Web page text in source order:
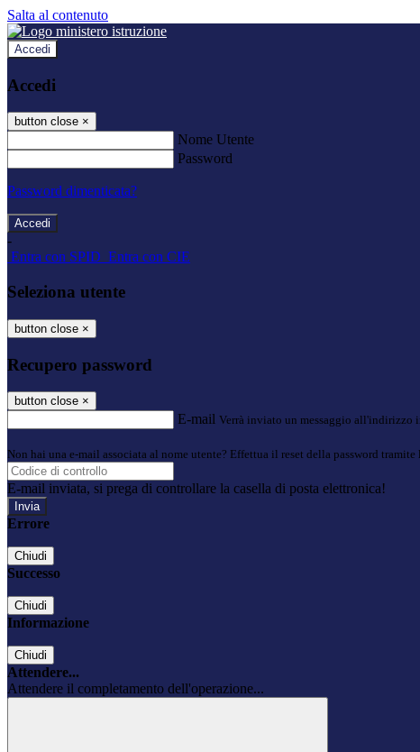
Salta al contenuto
Accedi
Accedi
button close ×
Nome Utente
Password
Password dimenticata?
-
Entra con SPID Entra con CIE
Seleziona utente
button close ×
Recupero password
button close ×
E-mail Verrà inviato un messaggio all'indirizzo
Non hai una e-mail associata al nome utente? Effettua il reset della password tramite
E-mail inviata, si prega di controllare la casella di posta elettronica!
Errore
Chiudi
Successo
Chiudi
Informazione
Chiudi
Attendere...
Attendere il completamento dell'operazione...